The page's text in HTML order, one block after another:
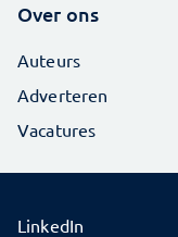
Over ons
Auteurs
Adverteren
Vacatures
LinkedIn